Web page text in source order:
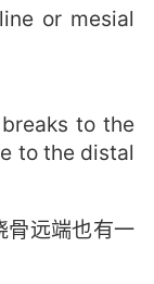
or mesial
to the
to the distal
骨远端也有一